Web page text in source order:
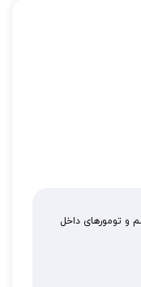
و تومورهای داخل